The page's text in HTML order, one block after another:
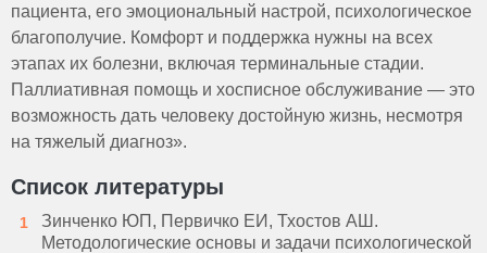
пациента, его эмоциональный настрой, психологическое
благополучие. Комфорт и поддержка нужны на всех
этапах их болезни, включая терминальные стадии.
Паллиативная помощь и хосписное обслуживание — это
возможность дать человеку достойную жизнь, несмотря
на тяжелый диагноз».
Список литературы
Зинченко ЮП, Первичко ЕИ, Тхостов АШ.
Методологические основы и задачи психологической